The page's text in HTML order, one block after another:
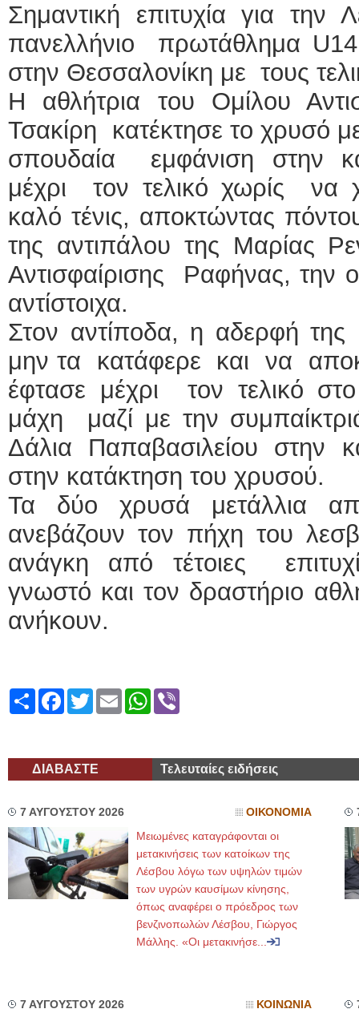
Σημαντική επιτυχία για την
πανελλήνιο πρωτάθλημα
στην Θεσσαλονίκη με τους
Η αθλήτρια του Ομίλου
Τσακίρη κατέκτησε το χρυσό
σπουδαία εμφάνιση στην
μέχρι τον τελικό χωρίς να
καλό τένις, αποκτώντας
της αντιπάλου της Μαρίας
Αντισφαίρισης Ραφήνας, την
αντίστοιχα.
Στον αντίποδα, η αδερφή
μην τα κατάφερε και να
έφτασε μέχρι τον τελικό
μάχη μαζί με την
Δάλια Παπαβασιλείου στην
στην κατάκτηση του χρυσού.
Τα δύο χρυσά μετάλλια
ανεβάζουν τον πήχη του
ανάγκη από τέτοιες
γνωστό και τον δραστήριο
ανήκουν.
ShareFacebook
TwitterEmailWhatsApp
ΔΙΑΒΑΣΤΕ Τελευταίες ειδήσεις
7 ΑΥΓΟΥΣΤΟΥ 2026 ΟΙΚΟΝΟΜΙΑ
Μειωμένες καταγράφονται οι
μετακινήσεις των κατοίκων της
Λέσβου λόγω των υψηλών τιμών
των υγρών καυσίμων κίνησης,
όπως αναφέρει ο πρόεδρος των
βενζινοπωλών Λέσβου, Γιώργος
Μάλλης. «Οι μετακινήσε...
7 ΑΥΓΟΥΣΤΟΥ 2026 ΚΟΙΝΩΝΙΑ